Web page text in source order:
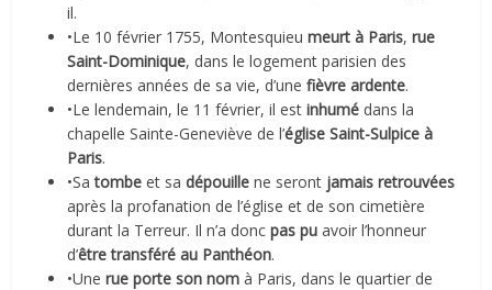
il.
•Le 10 février 1755, Montesquieumeurt à Paris,rue
Saint-Dominique, dans le logement parisien des
dernières années de sa vie, d’unefièvre ardente.
•Le lendemain, le 11 février, il estinhumé dans la
chapelle Sainte-Geneviève de l’église Saint-Sulpice à
Paris.
•Satombe et sadépouillene seront jamais retrouvées
après la profanation de l’église et de son cimetière
durant la Terreur. Il n’a doncpas pu avoir l’honneur
d’être transféré au Panthéon.
•Unerue porte son nom à Paris, dans le quartier de